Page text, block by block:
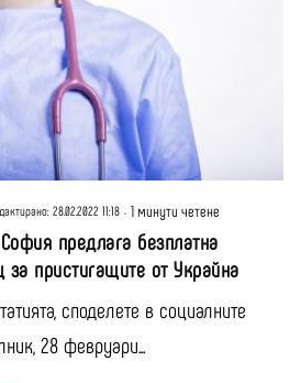
28.02.2022 11:18 1 минути четене
предлага безплатна
пристигащите от Украйна
споделете в социалните
28 февруари...